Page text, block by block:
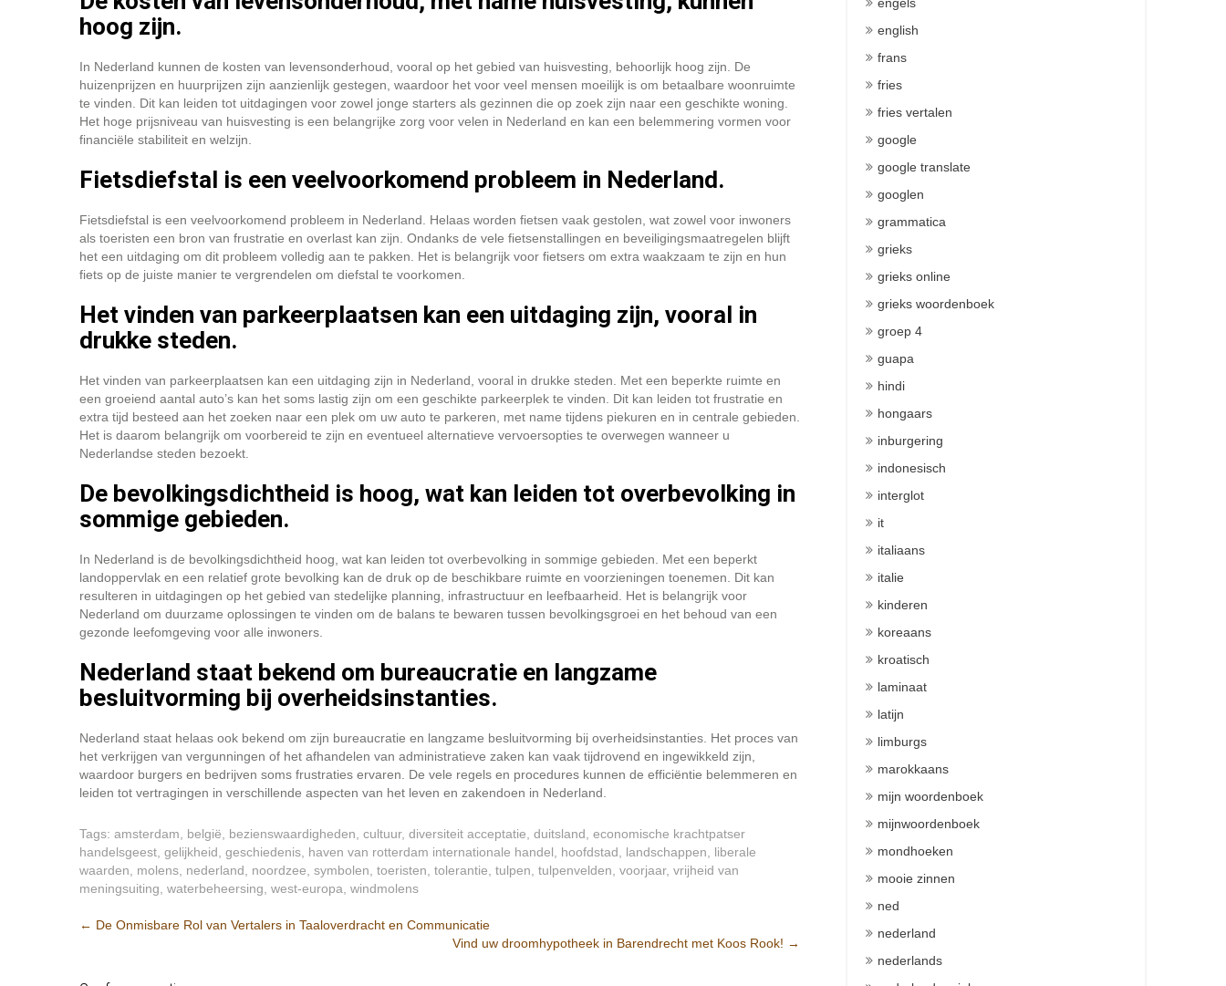
hoog zijn.
In Nederland kunnen de kosten van levensonderhoud, vooral op het gebied van huisvesting, behoorlijk hoog zijn. De
huizenprijzen en huurprijzen zijn aanzienlijk gestegen, waardoor het voor veel mensen moeilijk is om betaalbare woonruimte
te vinden. Dit kan leiden tot uitdagingen voor zowel jonge starters als gezinnen die op zoek zijn naar een geschikte woning.
Het hoge prijsniveau van huisvesting is een belangrijke zorg voor velen in Nederland en kan een belemmering vormen voor
financiële stabiliteit en welzijn.
Fietsdiefstal is een veelvoorkomend probleem in Nederland.
Fietsdiefstal is een veelvoorkomend probleem in Nederland. Helaas worden fietsen vaak gestolen, wat zowel voor inwoners
als toeristen een bron van frustratie en overlast kan zijn. Ondanks de vele fietsenstallingen en beveiligingsmaatregelen blijft
het een uitdaging om dit probleem volledig aan te pakken. Het is belangrijk voor fietsers om extra waakzaam te zijn en hun
fiets op de juiste manier te vergrendelen om diefstal te voorkomen.
Het vinden van parkeerplaatsen kan een uitdaging zijn, vooral in
drukke steden.
Het vinden van parkeerplaatsen kan een uitdaging zijn in Nederland, vooral in drukke steden. Met een beperkte ruimte en
een groeiend aantal auto’s kan het soms lastig zijn om een geschikte parkeerplek te vinden. Dit kan leiden tot frustratie en
extra tijd besteed aan het zoeken naar een plek om uw auto te parkeren, met name tijdens piekuren en in centrale gebieden.
Het is daarom belangrijk om voorbereid te zijn en eventueel alternatieve vervoersopties te overwegen wanneer u
Nederlandse steden bezoekt.
De bevolkingsdichtheid is hoog, wat kan leiden tot overbevolking in
sommige gebieden.
In Nederland is de bevolkingsdichtheid hoog, wat kan leiden tot overbevolking in sommige gebieden. Met een beperkt
landoppervlak en een relatief grote bevolking kan de druk op de beschikbare ruimte en voorzieningen toenemen. Dit kan
resulteren in uitdagingen op het gebied van stedelijke planning, infrastructuur en leefbaarheid. Het is belangrijk voor
Nederland om duurzame oplossingen te vinden om de balans te bewaren tussen bevolkingsgroei en het behoud van een
gezonde leefomgeving voor alle inwoners.
Nederland staat bekend om bureaucratie en langzame
besluitvorming bij overheidsinstanties.
Nederland staat helaas ook bekend om zijn bureaucratie en langzame besluitvorming bij overheidsinstanties. Het proces van
het verkrijgen van vergunningen of het afhandelen van administratieve zaken kan vaak tijdrovend en ingewikkeld zijn,
waardoor burgers en bedrijven soms frustraties ervaren. De vele regels en procedures kunnen de efficiëntie belemmeren en
leiden tot vertragingen in verschillende aspecten van het leven en zakendoen in Nederland.
Tags: amsterdam belgië bezienswaardigheden cultuur, diversiteit acceptatie duitsland economische krachtpatser
handelsgeest gelijkheid geschiedenis haven van rotterdam internationale handel hoofdstad landschappen
liberale
waarden
molens nederland noordzee symbolen toeristen tolerantie tulpen tulpenvelden voorjaar, vrijheid van
meningsuiting waterbeheersing west-europa windmolens
Berichtnavigatie
← De Onmisbare Rol van Vertalers in Taaloverdracht en Communicatie
Vind uw droomhypotheek in Barendrecht met Koos Rook! →
english
frans
fries
fries vertalen
google
google translate
googlen
grammatica
grieks
grieks online
grieks woordenboek
groep 4
guapa
hindi
hongaars
inburgering
indonesisch
interglot
it
italiaans
italie
kinderen
koreaans
kroatisch
laminaat
latijn
limburgs
marokkaans
mijn woordenboek
mijnwoordenboek
mondhoeken
mooie zinnen
ned
nederland
nederlands